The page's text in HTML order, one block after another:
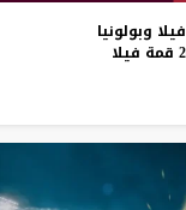
فيلا وبولونيا
قمة فيلا